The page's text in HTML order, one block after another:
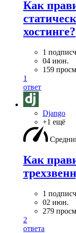
Как
хостинге?
1
04 июн.
159
1
ответ
Django
+1 ещё
Как
1
02 июн.
279
2
ответа